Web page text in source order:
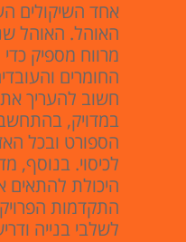
אחד השיקולים
האוהל. האוהל
מרווח מספיק
החומרים
חשוב להעריך
במדויק,
הספורט ובכל
לכיסוי. בנוסף,
היכולת להתאים
התקדמות
לשלבי בנייה